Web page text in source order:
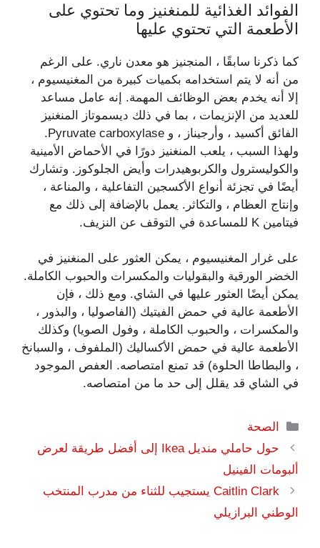
الفوائد الغذائية للمنغنيز وما تحتوي على
الأطعمة التي تحتوي عليها
كما ذكرنا سابقًا ، المنجنيز هو معدن ناري. على الرغم
من أنه لا يتم استخدامه بكميات كبيرة من المغنيسيوم ،
إلا أنه يخدم بعض الوظائف المهمة. إنه عامل مساعد
للعديد من الإنزيمات ، بما في ذلك ديسموتاز المنغنيز
الفائق أكسيد ، وأرجيناز ، و Pyruvate carboxylase.
ولهذا السبب ، يلعب المنغنيز دورًا في الأحماض الأمينية
والكوليسترول والكربوهيدرات وأيض الجلوكوز. وتشارك
أيضًا في تجزئة أنواع الأكسجين التفاعلية ، والمناعة ،
وإنتاج العظام ، والتكاثر. يعمل بالإضافة إلى ذلك مع
فيتامين K للمساعدة في التوقف عن النزيف.
على غرار المغنيسيوم ، يمكن العثور على المنغنيز في
الخضر الورقية والبقوليات والمكسرات والحبوب الكاملة.
يمكن أيضًا العثور عليها في الشاي. ومع ذلك ، فإن
الأطعمة عالية في حمض الفيتيك (الفاصوليا ، والبذور ،
والمكسرات ، والحبوب الكاملة ، وفول الصويا) وكذلك
الأطعمة عالية في حمض الأكساليك (الملفوف ، والسبانخ
، والبطاطا الحلوة) قد تمنع امتصاصه. العفص الموجود
في الشاي قد يقلل إلى حد ما من امتصاصه.
التصنيفات
الصحة
حول حاملي منديل Ikea إلى أفضل طريقة لعرض
ألبومات الفينيل
Caitlin Clark يستجيب للثناء من مدرب المنتخب
الوطني البرازيلي